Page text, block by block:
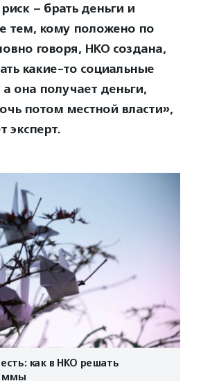
– брать деньги и
тем, кому положено по
говоря, НКО создана,
какие-то социальные
она получает деньги,
потом местной власти»,
эксперт.
как в НКО решать